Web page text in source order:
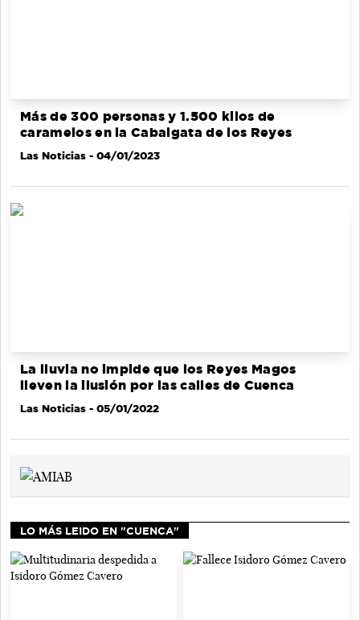
Más de 300 personas y 1.500 kilos de
caramelos en la Cabalgata de los Reyes
Las Noticias - 04/01/2023
La lluvia no impide que los Reyes Magos
lleven la ilusión por las calles de Cuenca
Las Noticias - 05/01/2022
LO MÁS LEIDO EN "CUENCA"